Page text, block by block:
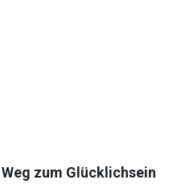
zum Glücklichsein